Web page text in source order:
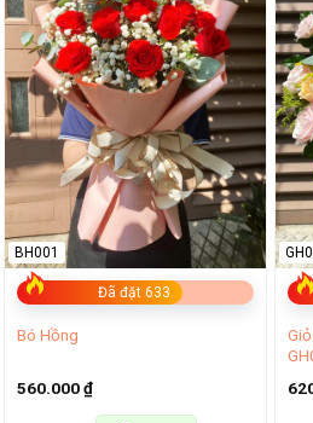
Đã đặt 633
BH001
Bó Hồng
560.000₫